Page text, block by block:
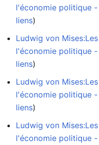
l'économie politique
liens)
Ludwig von
l'économie politique
liens)
Ludwig von
l'économie politique
liens)
Ludwig von
l'économie politique